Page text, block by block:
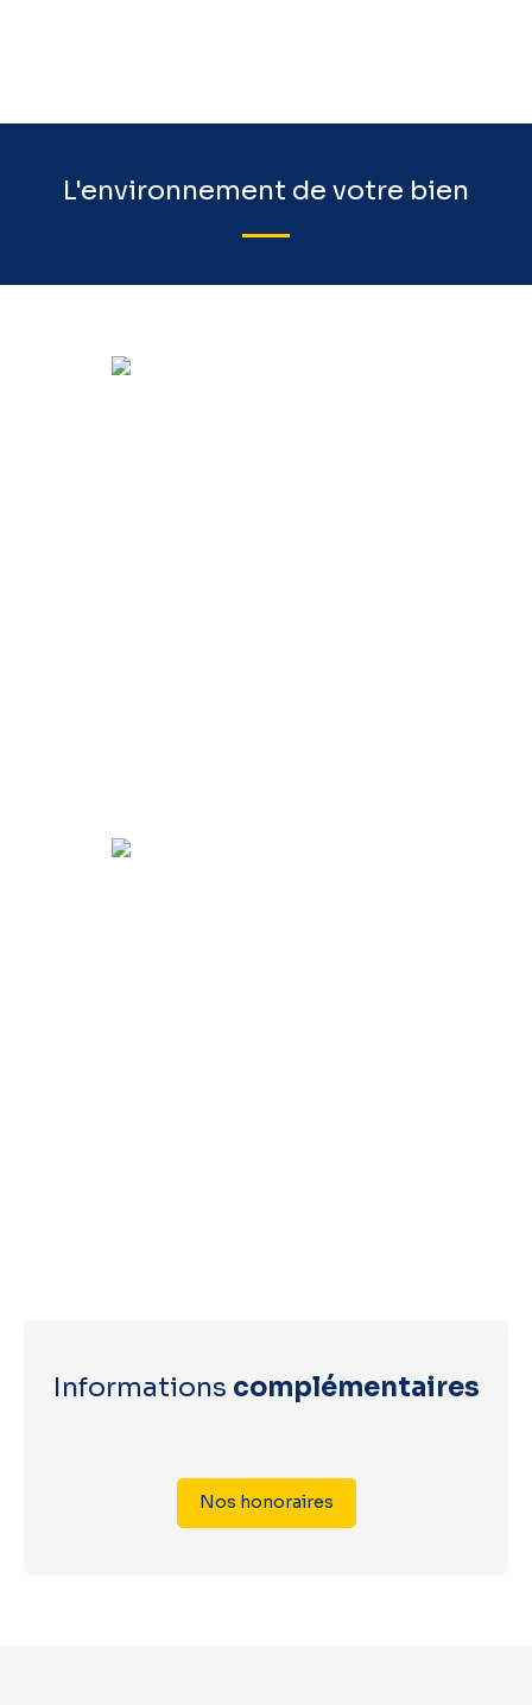
L'environnement de votre bien
Informations complémentaires
Nos honoraires